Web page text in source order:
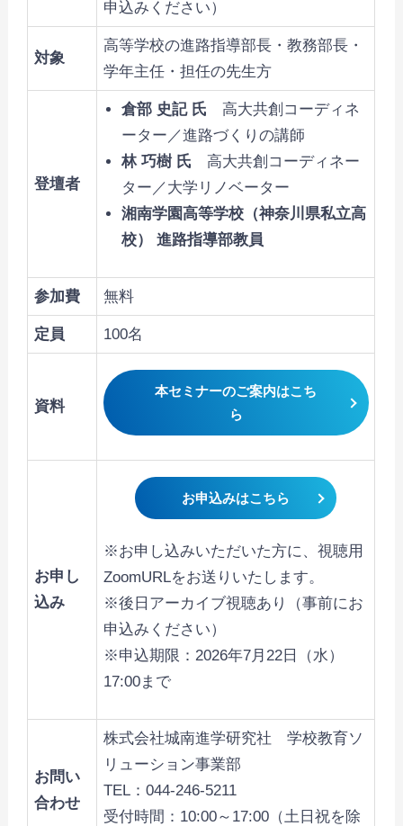
申込みください）
対象
高等学校の進路指導部長・教務部長・
学年主任・担任の先生方
登壇者
倉部 史記 氏 高大共創コーディネ
ーター／進路づくりの講師
林 巧樹 氏 高大共創コーディネー
ター／大学リノベーター
湘南学園高等学校（神奈川県私立高
校） 進路指導部教員
参加費 無料
定員 100名
資料
本セミナーのご案内はこち
ら
お申し
込み
お申込みはこちら
※お申し込みいただいた方に、視聴用
ZoomURLをお送りいたします。
※後日アーカイブ視聴あり（事前にお
申込みください）
※申込期限：2026年7月22日（水）
17:00まで
お問い
合わせ
株式会社城南進学研究社 学校教育ソ
リューション事業部
TEL：044-246-5211
受付時間：10:00～17:00（土日祝を除